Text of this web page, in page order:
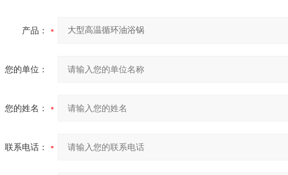
产品：
您的单位：
您的姓名：
联系电话：